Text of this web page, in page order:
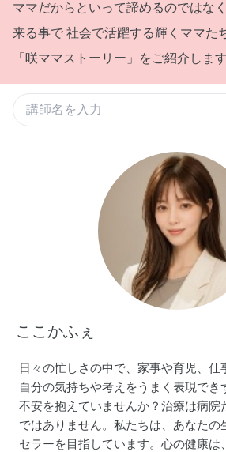
ママだからといって諦めるのではな
来る事で 社会で活躍する輝くママた
「咲ママストーリー」をご紹介します
ここかふぇ
日々の忙しさの中で、家事や育児、仕
自分の気持ちや考えをうまく表現でき
不安を抱えていませんか？治療は病院
ではありません。私たちは、あなたの
セラーを目指しています。心の健康は